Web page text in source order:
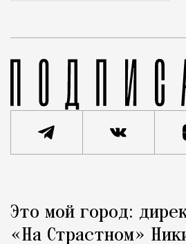
Город
Это мой город:
«На Страстном»